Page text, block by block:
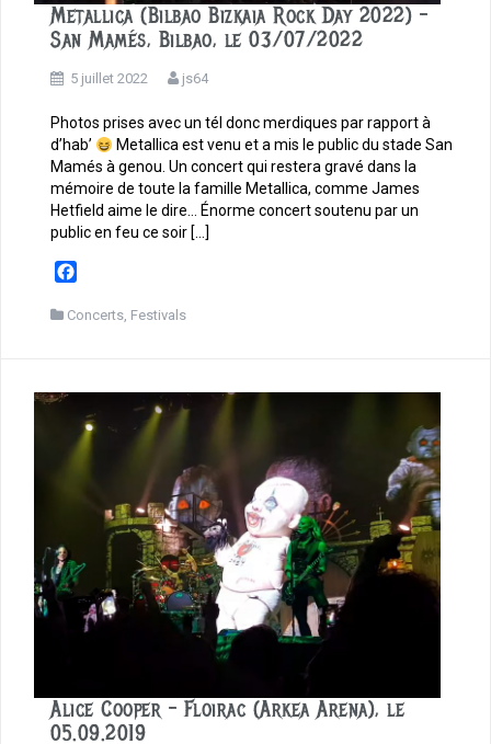
Metallica (Bilbao Bizkaia Rock Day 2022) –
San Mamés, Bilbao, le 03/07/2022
5 juillet 2022 js64
Photos prises avec un tél donc merdiques par rapport à
d’hab’
Metallica est venu et a mis le public du stade San
Mamés à genou. Un concert qui restera gravé dans la
mémoire de toute la famille Metallica, comme James
Hetfield aime le dire… Énorme concert soutenu par un
public en feu ce soir […]
c
k
Concerts, Festivals
Alice Cooper – Floirac (Arkea Arena), le
05.09.2019